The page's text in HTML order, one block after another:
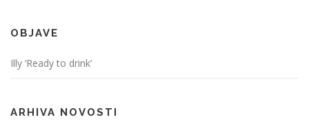
OBJAVE
Illy ‘Ready to drink’
ARHIVA NOVOSTI